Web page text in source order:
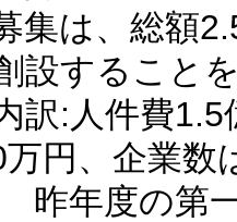
集は、総額
設すること
訳:人件費
円、企業数
昨年度の第